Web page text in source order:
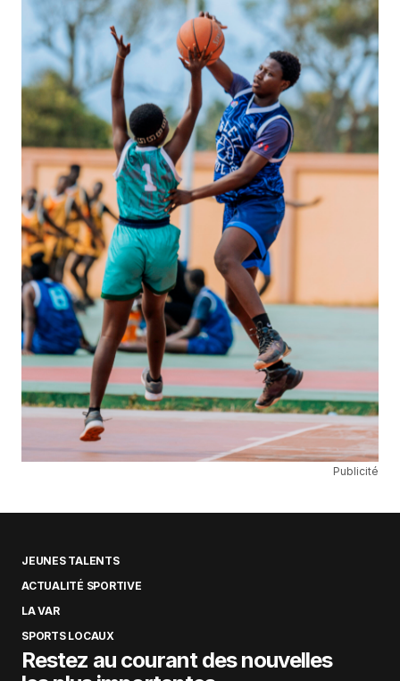
Publicité
JEUNES TALENTS
ACTUALITÉ SPORTIVE
LA VAR
SPORTS LOCAUX
Restez au courant des nouvelles